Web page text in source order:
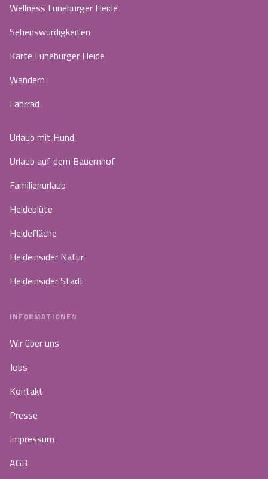
Wellness Lüneburger Heide
Sehenswürdigkeiten
Karte Lüneburger Heide
Wandern
Fahrrad
Urlaub mit Hund
Urlaub auf dem Bauernhof
Familienurlaub
Heideblüte
Heidefläche
Heideinsider Natur
Heideinsider Stadt
INFORMATIONEN
Wir über uns
Jobs
Kontakt
Presse
Impressum
AGB